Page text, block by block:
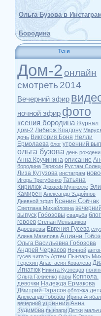
Ольга Бузова в
Бородина
Теги
Дом-2 онлайн
смотреть 2014
Вечерний эфир
ночной эфир фото
ксения бородина Журнал
дом-2 Либерж Кпадону
дочь Виктория Боня Нелли
Ермолаева блог утренний
ольга бузова день
Анна Кручинина описание
бородина Терехин Рустам
Лиза Кутузова инстаграм
Игорь Трегубенко Татьяна
Кирилюк Джозеф Мунголле
Камирен Александр Задойнов
Дневной эфир Ксения Собчак
Светлана Михайловна вечерний
выпуск Гобозовы свадьба
героев Степан Меньщиков
Адоевцевы Евгения Гусева
Алина Мазепова Алиана
Ольга Васильевна Гобозова
Андрей Черкасов Ночной
гусев читать Артем Пынзарь
Терёхин Анастасия Ковалева
Игнатюк Никита Кузнецов
Ольга Гажиенко пары Коппола.
девочки Надежда Ермакова
Дмитрий Тарасов обложка
Александр Гобозов Ирина
вечерний утренний Анна
Кудимова пынзари Детки